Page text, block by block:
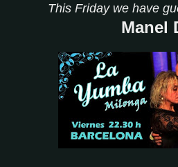
This Friday we have
Manel